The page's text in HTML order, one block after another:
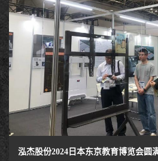
泓杰股份2024日本东京教育博览会圆